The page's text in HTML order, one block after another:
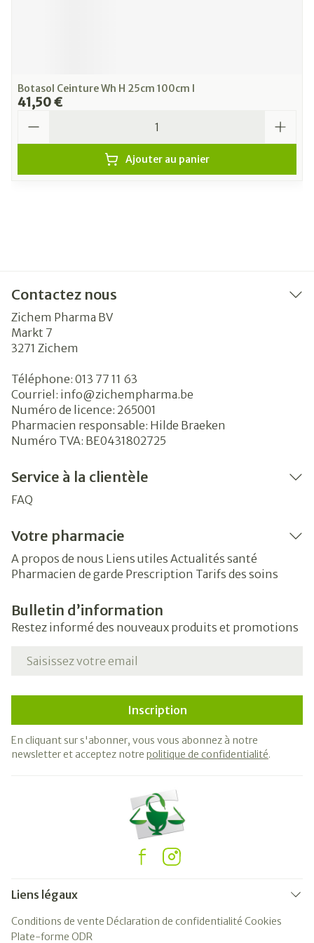
Botasol Ceinture Wh H 25cm 100cm l
41,50 €
Ajouter au panier
Contactez nous
Zichem Pharma BV
Markt 7
3271 Zichem
Téléphone: 013 77 11 63
Courriel: info@zichempharma.be
Numéro de licence: 265001
Pharmacien responsable: Hilde Braeken
Numéro TVA: BE0431802725
Service à la clientèle
FAQ
Votre pharmacie
A propos de nous Liens utiles Actualités santé
Pharmacien de garde Prescription Tarifs des soins
Bulletin d’information
Restez informé des nouveaux produits et promotions
Adresse mail
Inscription
En cliquant sur s'abonner, vous vous abonnez à notre
newsletter et acceptez notre politique de confidentialité.
Liens légaux
Conditions de vente Déclaration de confidentialité Cookies
Plate-forme ODR